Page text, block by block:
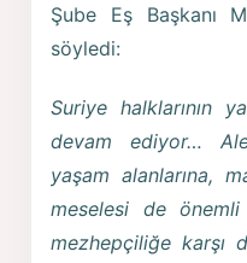
Şube Eş Başkanı
söyledi:
Suriye halklarının
devam ediyor…
yaşam alanlarına,
meselesi de
mezhepçiliğe karşı